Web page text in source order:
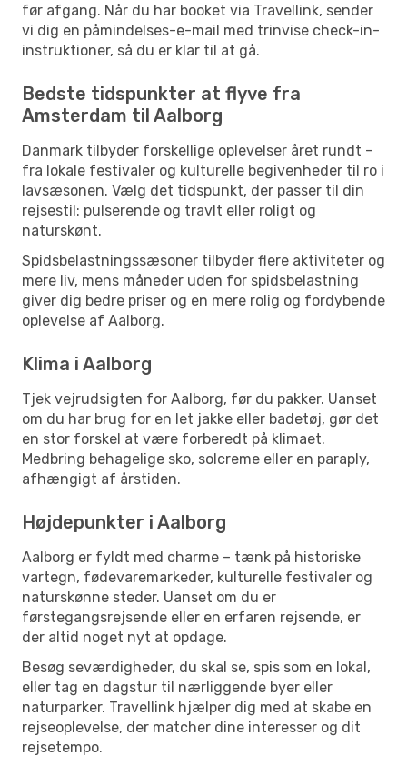
før afgang. Når du har booket via Travellink, sender
vi dig en påmindelses-e-mail med trinvise check-in-
instruktioner, så du er klar til at gå.
Bedste tidspunkter at flyve fra
Amsterdam til Aalborg
Danmark tilbyder forskellige oplevelser året rundt –
fra lokale festivaler og kulturelle begivenheder til ro i
lavsæsonen. Vælg det tidspunkt, der passer til din
rejsestil: pulserende og travlt eller roligt og
naturskønt.
Spidsbelastningssæsoner tilbyder flere aktiviteter og
mere liv, mens måneder uden for spidsbelastning
giver dig bedre priser og en mere rolig og fordybende
oplevelse af Aalborg.
Klima i Aalborg
Tjek vejrudsigten for Aalborg, før du pakker. Uanset
om du har brug for en let jakke eller badetøj, gør det
en stor forskel at være forberedt på klimaet.
Medbring behagelige sko, solcreme eller en paraply,
afhængigt af årstiden.
Højdepunkter i Aalborg
Aalborg er fyldt med charme – tænk på historiske
vartegn, fødevaremarkeder, kulturelle festivaler og
naturskønne steder. Uanset om du er
førstegangsrejsende eller en erfaren rejsende, er
der altid noget nyt at opdage.
Besøg seværdigheder, du skal se, spis som en lokal,
eller tag en dagstur til nærliggende byer eller
naturparker. Travellink hjælper dig med at skabe en
rejseoplevelse, der matcher dine interesser og dit
rejsetempo.